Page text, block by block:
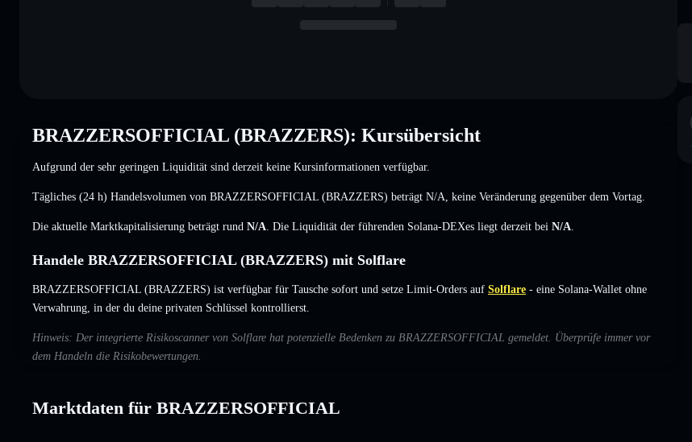
BRAZZERSOFFICIAL (BRAZZERS): Kursübersicht
Aufgrund der sehr geringen Liquidität sind derzeit keine Kursinformationen verfügbar.
Tägliches (24 h) Handelsvolumen von BRAZZERSOFFICIAL (BRAZZERS) beträgt N/A keine Veränderung gegenüber dem Vortag.
Die aktuelle Marktkapitalisierung beträgt rund N/A . Die Liquidität der führenden Solana-DEXes liegt derzeit bei N/A
Handele BRAZZERSOFFICIAL (BRAZZERS) mit Solflare
BRAZZERSOFFICIAL (BRAZZERS) ist verfügbar für Tausche sofort und setze Limit-Orders auf Solflare - eine Solana-Wallet ohne
Verwahrung, in der du deine privaten Schlüssel kontrollierst.
Hinweis: Der integrierte Risikoscanner von Solflare hat potenzielle Bedenken zu BRAZZERSOFFICIAL gemeldet. Überprüfe immer vor
dem Handeln die Risikobewertungen.
Marktdaten für BRAZZERSOFFICIAL